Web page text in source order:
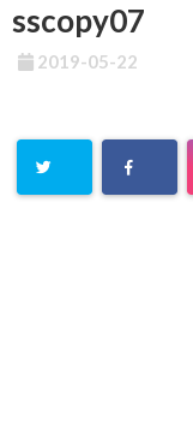
sscopy07
2019-05-22